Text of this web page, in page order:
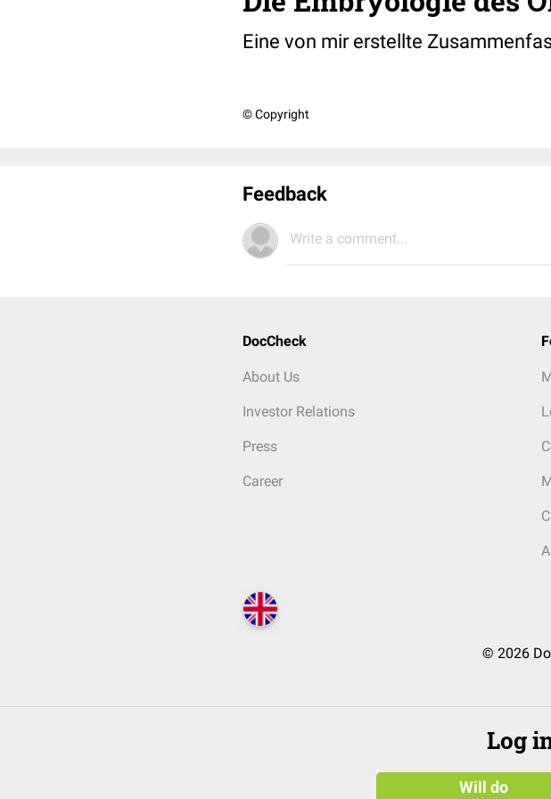
Eine von mir erstellte
© Copyright
Feedback
Write a comment...
DocCheck
About Us
Investor Relations
Press
Career
© 2026
Log
Will do